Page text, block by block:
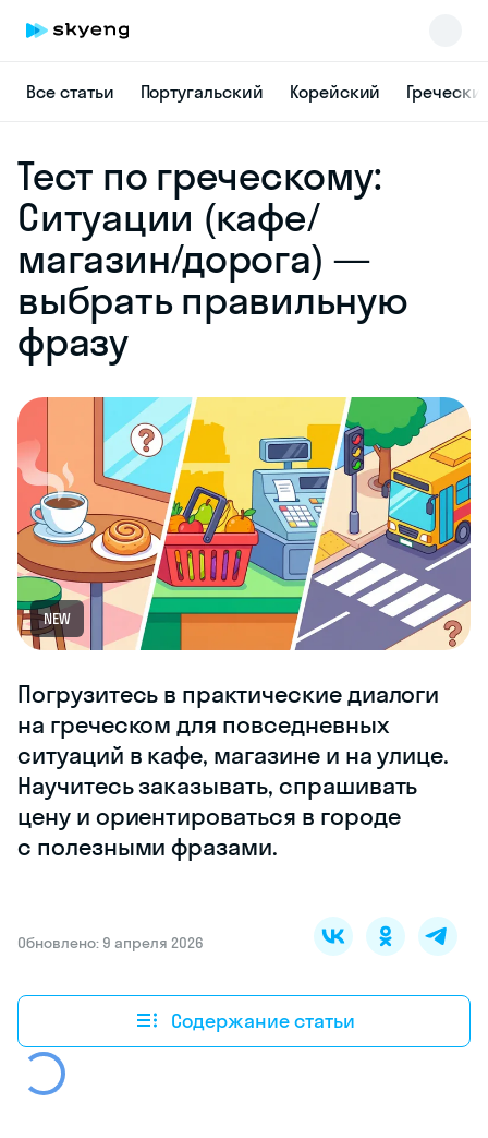
Все статьи Португальский Корейский
Тест по греческому:
Ситуации (кафе/
магазин/дорога) —
выбрать правильную
фразу
NEW
Погрузитесь в практические диалоги
на греческом для повседневных
ситуаций в кафе, магазине и на улице.
Научитесь заказывать, спрашивать
цену и ориентироваться в городе
с полезными фразами.
Обновлено: 9 апреля 2026
Содержание статьи
online